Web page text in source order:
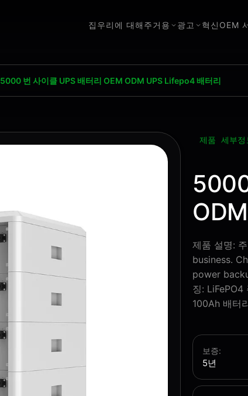
집 우리에 대해 주거용 광고 혁신 OEM
5000 번 사이클 UPS 배터리 OEM ODM UPS Lifepo4 배터리
제품 세부정
제품 설명:
business.
power
징:
100Ah 배터
보증:
5년